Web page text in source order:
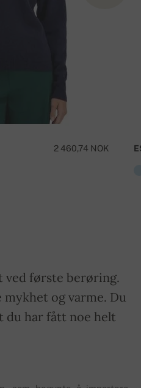
2 460,74 NOK
første berøring.
og varme. Du
du har fått noe helt